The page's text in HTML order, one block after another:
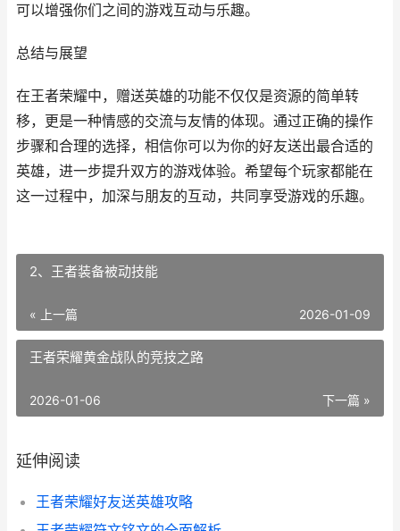
可以增强你们之间的游戏互动与乐趣。
总结与展望
在王者荣耀中，赠送英雄的功能不仅仅是资源的简单转
移，更是一种情感的交流与友情的体现。通过正确的操作
步骤和合理的选择，相信你可以为你的好友送出最合适的
英雄，进一步提升双方的游戏体验。希望每个玩家都能在
这一过程中，加深与朋友的互动，共同享受游戏的乐趣。
2、王者装备被动技能
« 上一篇 2026-01-09
王者荣耀黄金战队的竞技之路
下一篇 »
2026-01-06
延伸阅读
王者荣耀好友送英雄攻略